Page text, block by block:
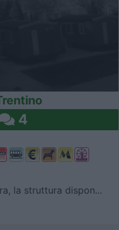
4
la struttura dispon...